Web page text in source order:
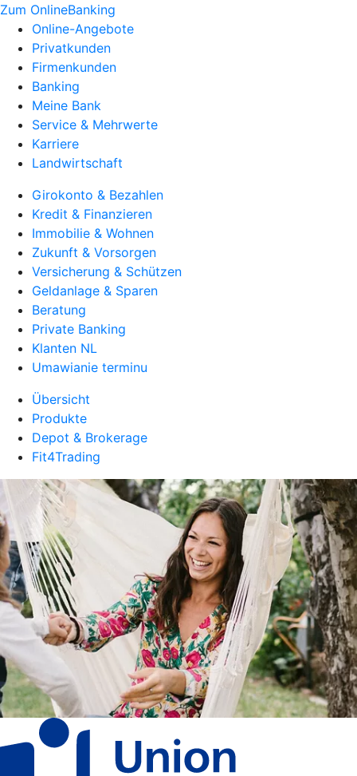
Zum OnlineBanking
Online-Angebote
Privatkunden
Firmenkunden
Banking
Meine Bank
Service & Mehrwerte
Karriere
Landwirtschaft
Girokonto & Bezahlen
Kredit & Finanzieren
Immobilie & Wohnen
Zukunft & Vorsorgen
Versicherung & Schützen
Geldanlage & Sparen
Beratung
Private Banking
Klanten NL
Umawianie terminu
Übersicht
Produkte
Depot & Brokerage
Fit4Trading